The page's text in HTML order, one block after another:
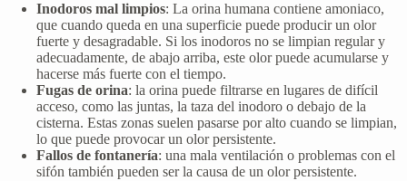
Inodoros mal limpios: La orina humana contiene amoniaco,
que cuando queda en una superficie puede producir un olor
fuerte y desagradable. Si los inodoros no se limpian regular y
adecuadamente, de abajo arriba, este olor puede acumularse y
hacerse más fuerte con el tiempo.
Fugas de orina: la orina puede filtrarse en lugares de difícil
acceso, como las juntas, la taza del inodoro o debajo de la
cisterna. Estas zonas suelen pasarse por alto cuando se limpian,
lo que puede provocar un olor persistente.
Fallos de fontanería: una mala ventilación o problemas con el
sifón también pueden ser la causa de un olor persistente.